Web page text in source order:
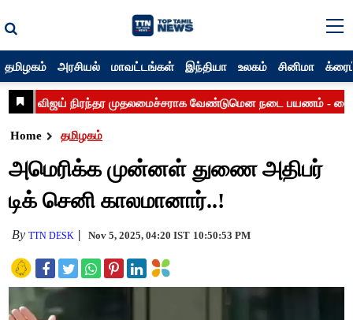
தமிழகம் அரசியல் மாவட்டங்கள் இந்தியா உலகம் சினிமா
Home தமிழகம்
அமெரிக்க முன்னள் துணை அதிபர்
டிக் செனி காலமானார்..!
ByTTN DESK Nov 5, 2025, 04:20 IST 10:50:53 PM